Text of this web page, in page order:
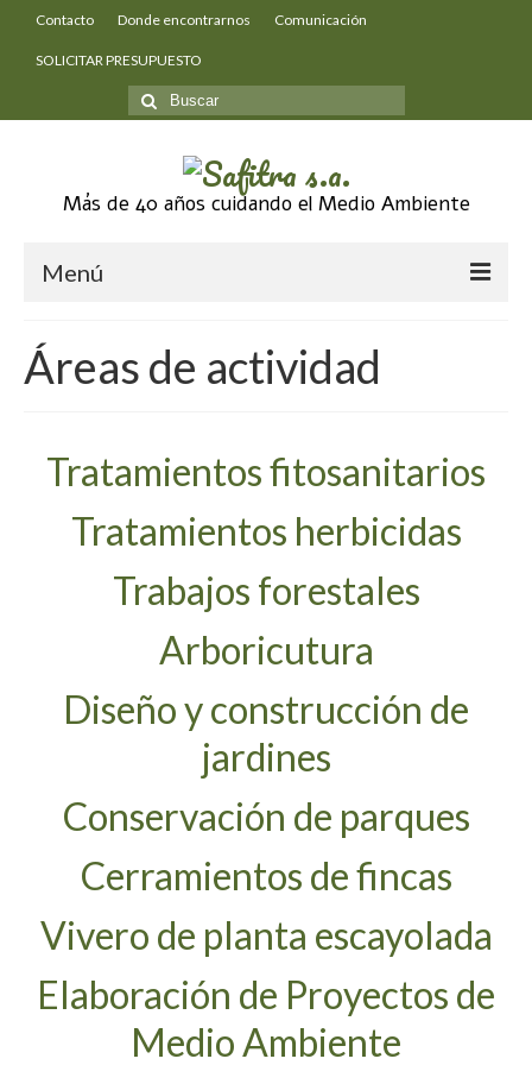
Contacto Donde encontrarnos Comunicación
SOLICITAR PRESUPUESTO
Buscar
por:
Más de 40 años cuidando el Medio Ambiente
Menú
Áreas de actividad
Tratamientos herbicidas
Trabajos forestales
Arboricultura
Cerramientos de fincas
Vivero de planta escayolada
Elaboración de Proyectos de Medioambiente
Asesoramiento técnico
Control biológico
Áreas de actividad
Tratamientos fitosanitarios
Tratamientos herbicidas
Trabajos forestales
Arboricutura
Diseño y construcción de
jardines
Conservación de parques
Cerramientos de fincas
Vivero de planta escayolada
Elaboración de Proyectos de
Medio Ambiente